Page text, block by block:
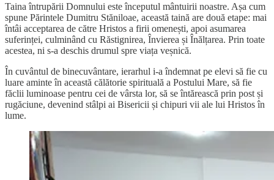
Taina întrupării Domnului este începutul mântuirii noastre. Așa cum
spune Părintele Dumitru Stăniloae, această taină are două etape: mai
întâi acceptarea de către Hristos a firii omenești, apoi asumarea
suferinței, culminând cu Răstignirea, Învierea și Înălțarea. Prin toate
acestea, ni s-a deschis drumul spre viața veșnică.
În cuvântul de binecuvântare, ierarhul i-a îndemnat pe elevi să fie cu
luare aminte în această călătorie spirituală a Postului Mare, să fie
făclii luminoase pentru cei de vârsta lor, să se întărească prin post și
rugăciune, devenind stâlpi ai Bisericii și chipuri vii ale lui Hristos în
lume.